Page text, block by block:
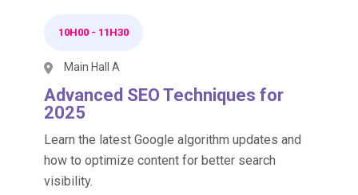
10H00 - 11H30
Main Hall A
Advanced SEO Techniques for
2025
Learn the latest Google algorithm updates and
how to optimize content for better search
visibility.